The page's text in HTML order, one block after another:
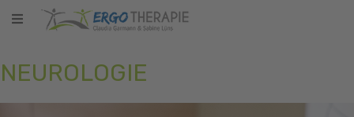
NEUROLOGIE